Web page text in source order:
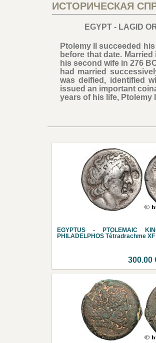
ИСТОРИЧЕСКАЯ
EGYPT - LAGID
Ptolemy II succeeded
before that date.
his second wife in 276
had married
was deified, identified
issued an important
years of his life, Ptolemy
EGYPTUS - PTOLEMAIC
PHILADELPHOS Tétradrachme XF
300.00